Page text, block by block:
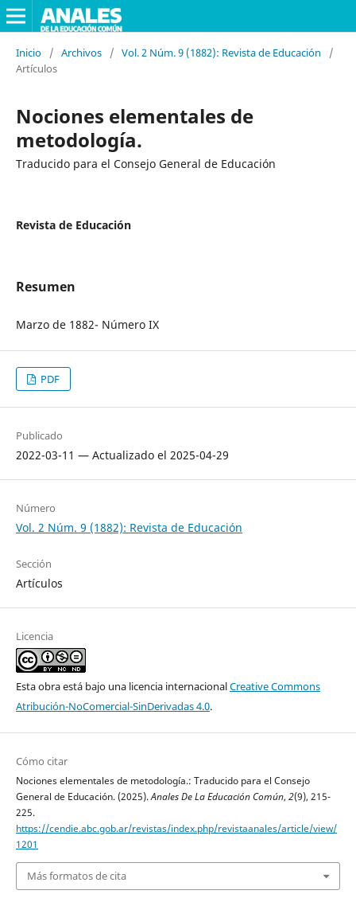
Inicio / Archivos / Vol. 2 Núm. 9 (1882): Revista de Educación
/
Artículos
Nociones elementales de
metodología.
Traducido para el Consejo General de Educación
Revista de Educación
Resumen
Marzo de 1882- Número IX
PDF
Publicado
2022-03-11 — Actualizado el 2025-04-29
Número
Vol. 2 Núm. 9 (1882): Revista de Educación
Sección
Artículos
Licencia
Esta obra está bajo una licencia internacionalCreative Commons
Atribución-NoComercial-SinDerivadas 4.0.
Cómo citar
Nociones elementales de metodología.: Traducido para el Consejo
General de Educación. (2025).Anales De La Educación Común, 2(9), 215-
225.
https://cendie.abc.gob.ar/revistas/index.php/revistaanales/article/view/
1201
Más formatos de cita